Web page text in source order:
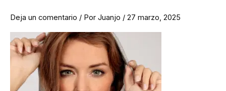
Deja un comentario / Por Juanjo / 27 marzo, 2025